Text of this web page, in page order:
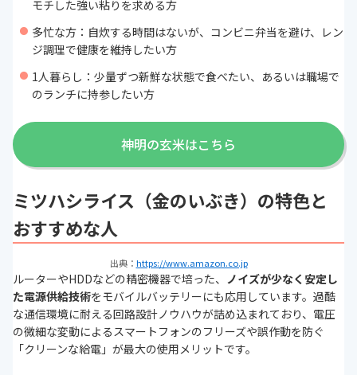
モチした強い粘りを求める方
多忙な方：自炊する時間はないが、コンビニ弁当を避け、レン
ジ調理で健康を維持したい方
1人暮らし：少量ずつ新鮮な状態で食べたい、あるいは職場で
のランチに持参したい方
神明の玄米はこちら
ミツハシライス（金のいぶき）の特色と
おすすめな人
出典： https://www.amazon.co.jp
ルーターやHDDなどの精密機器で培った、 ノイズが少なく安定し
た電源供給技術をモバイルバッテリーにも応用しています。過酷
な通信環境に耐える回路設計ノウハウが詰め込まれており、電圧
の微細な変動によるスマートフォンのフリーズや誤作動を防ぐ
「クリーンな給電」が最大の使用メリットです。